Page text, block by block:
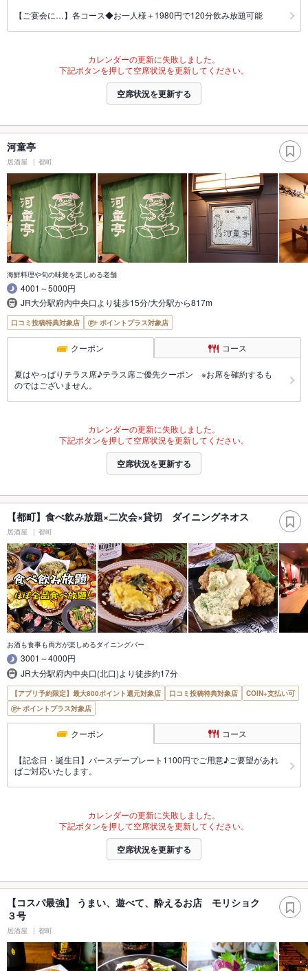
【ご宴会に…】各コース◆お一人様＋1980円で120分飲み放題可能
カレンダーの更新に失敗しました。
下記ボタンを押して空席状況を更新してください。
空席状況を更新する
河童亭
居酒屋 都町
海鮮料理や旬の味覚を楽しめる老舗
4001～5000円
JR大分駅府内中央口より徒歩15分/大分駅から817m
口コミ投稿特典対象店 ポイントプラス対象店
クーポン コース
夏はやっぱりテラス席♪テラス席ご優先クーポン ※お席を確約するも
のではございません。
カレンダーの更新に失敗しました。
下記ボタンを押して空席状況を更新してください。
空席状況を更新する
【都町】食べ飲み放題×二次会×貸切 ダイニングネオス
居酒屋 都町
お酒も食事も両方が楽しめるダイニングバー
3001～4000円
JR大分駅府内中央口(北口)より徒歩約17分
【アプリ予約限定】最大800ポイント還元対象店 口コミ投稿特典対象店
COIN+支払い可
ポイントプラス対象店
クーポン コース
【記念日・誕生日】バースデープレート1100円でご用意♪ご要望があれ
ばご対応いたします。
カレンダーの更新に失敗しました。
下記ボタンを押して空席状況を更新してください。
空席状況を更新する
【コスパ最強】 うまい、遊べて、酔えるお店 モリショク
３号
居酒屋 都町